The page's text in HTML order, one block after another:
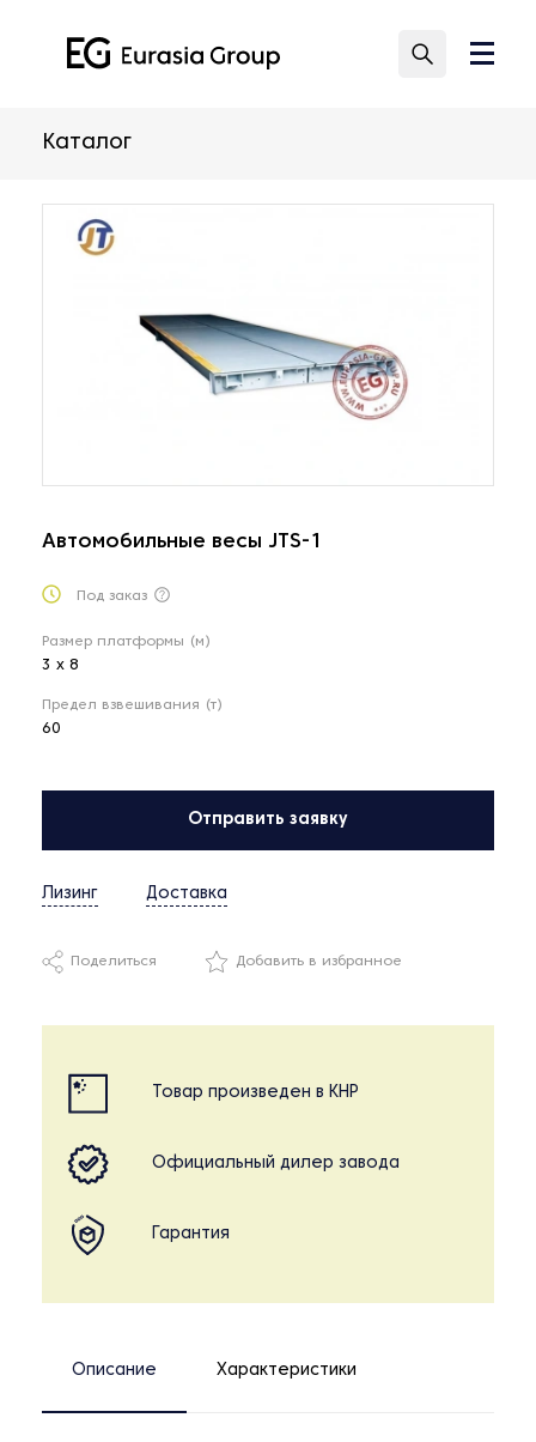
Каталог
Автомобильные весы JTS-1
Под заказ
Размер платформы (м)
3 х 8
Предел взвешивания (т)
60
Отправить заявку
Лизинг Доставка
Поделиться Добавить в избранное
Товар произведен в КНР
Официальный дилер завода
Гарантия
Описание Характеристики